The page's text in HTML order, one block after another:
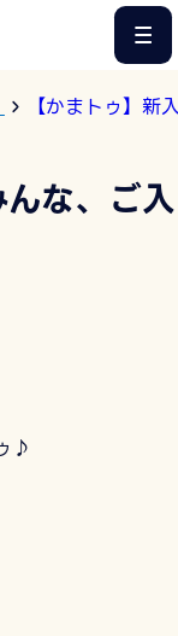
【かまトゥ】
な、ご入
♪